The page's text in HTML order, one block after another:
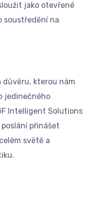
jako otevřené
soustředění na
kterou nám
jedinečného
Intelligent Solutions
přinášet
světě a